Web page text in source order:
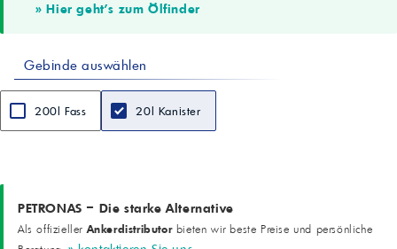
Viskositätsindex
160 (ASTM D2270)
5700 cPs (ASTM D5293)
Flammpunkt (COC)
210 °C (ASTM D92)
Stockpunkt
<-30 °C (ASTM D97)
Hinweis
Alle technischen Daten sind Richtwerte
» Hier geht's zum Ölfinder
Gebinde auswählen
200l Fass 20l Kanister
PETRONAS – Die starke Alternative
Als offiziellerAnkerdistributorbieten wir beste Preise und persönliche